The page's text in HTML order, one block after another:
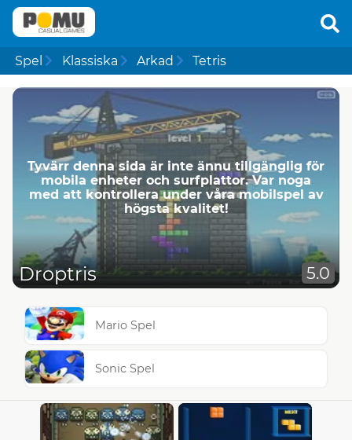
Spel Klassiska Arkad Tetris
Tyvärr denna sida är inte ännu tillgänglig för
mobila enheter och surfplattor. Var noga
med att kontrollera under våra mobilspel av
högsta kvalitet!
Droptris 5.0
Mario Spel
Sonic Spel